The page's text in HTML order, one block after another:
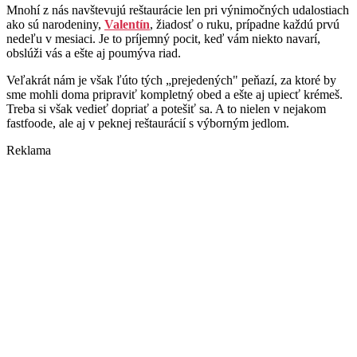
Mnohí z nás navštevujú reštaurácie len pri výnimočných udalostiach
ako sú narodeniny, Valentín, žiadosť o ruku, prípadne každú prvú
nedeľu v mesiaci. Je to príjemný pocit, keď vám niekto navarí,
obslúži vás a ešte aj poumýva riad.
Veľakrát nám je však ľúto tých „prejedených" peňazí, za ktoré by
sme mohli doma pripraviť kompletný obed a ešte aj upiecť krémeš.
Treba si však vedieť dopriať a potešiť sa. A to nielen v nejakom
fastfoode, ale aj v peknej reštaurácií s výborným jedlom.
Reklama